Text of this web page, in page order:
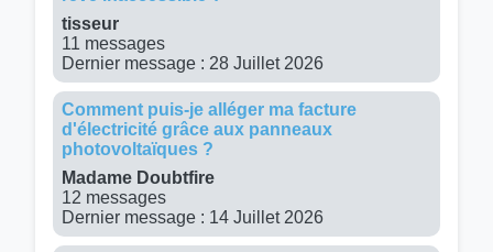
tisseur
11 messages
Dernier message : 28 Juillet 2026
Comment puis-je alléger ma facture
d'électricité grâce aux panneaux
photovoltaïques ?
Madame Doubtfire
12 messages
Dernier message : 14 Juillet 2026